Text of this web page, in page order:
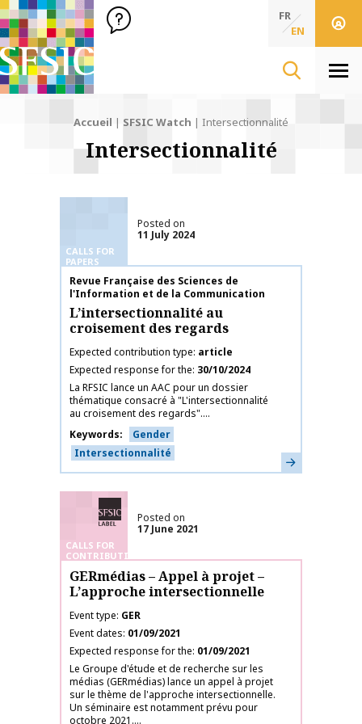
SFSIC Société Française des Sciences de l'Information & de
Société Française des Sciences de
FR
EN
Accueil | SFSIC Watch | Intersectionnalité
Intersectionnalité
CALLS FOR
PAPERS
Posted on
11 July 2024
Publication name
Revue Française des Sciences de
l'Information et de la Communication
L’intersectionnalité au
croisement des regards
Expected contribution type article
Expected response for the 30/10/2024
La RFSIC lance un AAC pour un dossier
thématique consacré à "L'intersectionnalité
au croisement des regards"....
Keywords
Gender
Intersectionnalité
Learn more
SFSIC labelled
CALLS FOR
CONTRIBUTIONS
Posted on
17 June 2021
GERmédias – Appel à projet –
L’approche intersectionnelle
Event type GER
Event dates 01/09/2021
Expected response for the 01/09/2021
Le Groupe d'étude et de recherche sur les
médias (GERmédias) lance un appel à projet
sur le thème de l'approche intersectionnelle.
Un séminaire est notamment prévu pour
octobre 2021....